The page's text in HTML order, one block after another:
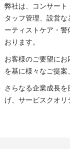
弊社は、コンサー
タッフ管理、設営
ーティストケア・
おります。
お客様のご要望に
を基に様々なご提案
さらなる企業成長
げ、サービスクオリ